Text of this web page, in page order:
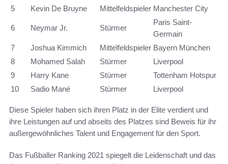
5
Kevin De Bruyne Mittelfeldspieler Manchester City
6 Neymar Jr. Stürmer
Paris Saint-
Germain
7
Joshua Kimmich Mittelfeldspieler Bayern München
8
Mohamed Salah Stürmer
Liverpool
9
Harry Kane Stürmer
Tottenham Hotspur
10
Sadio Mané Stürmer Liverpool
Diese Spieler haben sich ihren Platz in der Elite verdient und
ihre Leistungen auf und abseits des Platzes sind Beweis für ihr
außergewöhnliches Talent und Engagement für den Sport.
Das Fußballer Ranking 2021 spiegelt die Leidenschaft und das